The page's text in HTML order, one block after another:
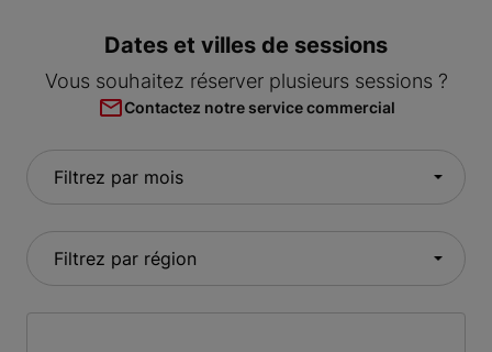
Dates et villes de sessions
Vous souhaitez réserver plusieurs sessions ?
Contactez notre service commercial